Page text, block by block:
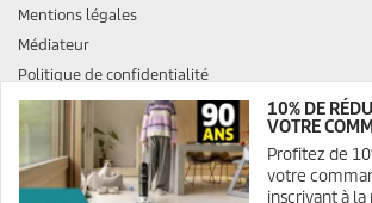
10% DE
VOTRE
Profitez de
votre
inscrivant à
Mentions légales
Médiateur
Politique de confidentialité
Politique de confidentialité ServiceApp
Politique relative aux cookies
Droits d'accès des consommateurs
Charte de modération des avis